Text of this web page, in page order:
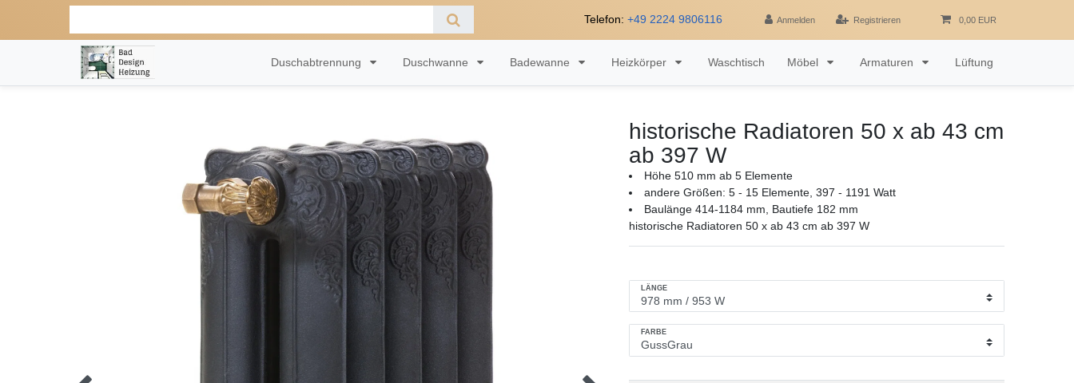
Telefon: +49 2224 9806116 Anmelden Registrieren 0,00 EUR
Duschabtrennung Duschwanne Badewanne Heizkörper Waschtisch Möbel Armaturen Lüftung
historische Radiatoren 50 x ab 43 cm
ab 397 W
Höhe 510 mm ab 5 Elemente
andere Größen: 5 - 15 Elemente, 397 - 1191 Watt
Baulänge 414-1184 mm, Bautiefe 182 mm
historische Radiatoren 50 x ab 43 cm ab 397 W
LÄNGE
FARBE